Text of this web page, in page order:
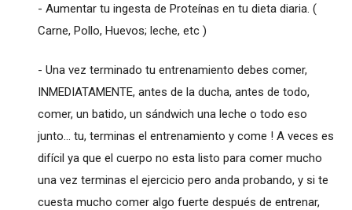
- Aumentar tu ingesta de Proteínas en tu dieta diaria. (
Carne, Pollo, Huevos; leche, etc )
- Una vez terminado tu entrenamiento debes comer,
INMEDIATAMENTE, antes de la ducha, antes de todo,
comer, un batido, un sándwich una leche o todo eso
junto... tu, terminas el entrenamiento y come ! A veces es
difícil ya que el cuerpo no esta listo para comer mucho
una vez terminas el ejercicio pero anda probando, y si te
cuesta mucho comer algo fuerte después de entrenar,